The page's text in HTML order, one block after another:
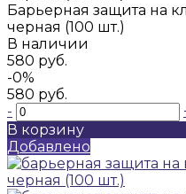
Барьерная защита на
черная (100 шт.)
В наличии
580 руб.
-0%
580 руб.
-
В корзину
Добавлено